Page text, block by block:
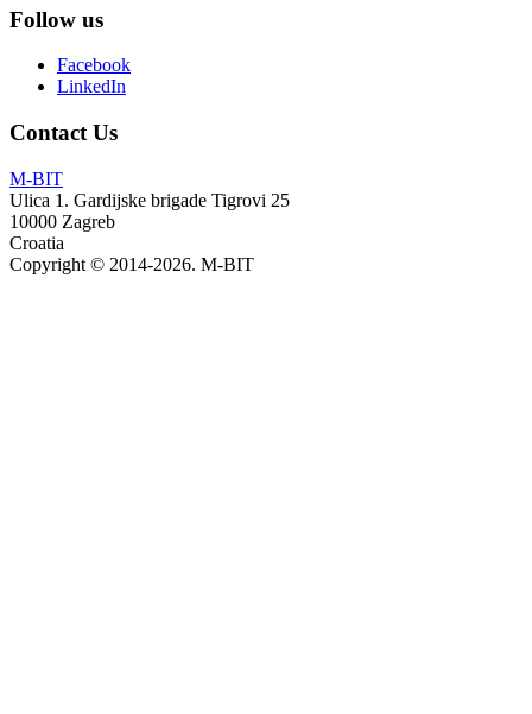
Follow us
Facebook
LinkedIn
Contact Us
M-BIT
Ulica 1. Gardijske brigade Tigrovi 25
10000 Zagreb
Croatia
Copyright © 2014-2026. M-BIT